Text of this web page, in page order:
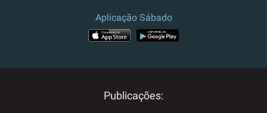
Aplicação Sábado
Publicações: